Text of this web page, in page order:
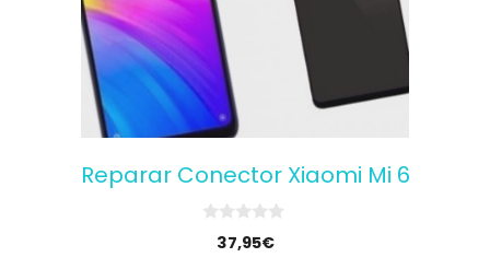
Reparar Conector Xiaomi Mi 6
37,95€